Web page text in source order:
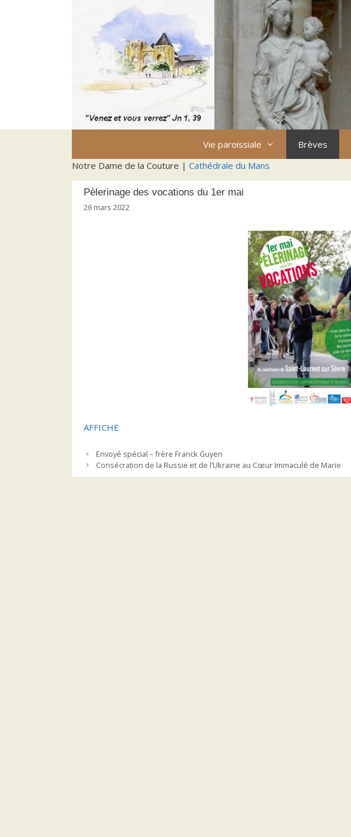
Vie paroissiale Brèves
Notre Dame de la Couture | Cathédrale du Mans
Pèlerinage des vocations du 1er mai
26 mars 2022
AFFICHE
Envoyé spécial – frère Franck Guyen
Consécration de la Russie et de l’Ukraine au Cœur Immaculé de Marie